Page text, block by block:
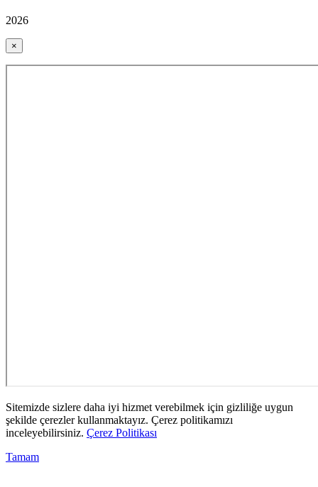
2026
×
Sitemizde sizlere daha iyi hizmet verebilmek için gizliliğe uygun
şekilde çerezler kullanmaktayız. Çerez politikamızı
inceleyebilirsiniz. Çerez Politikası
Tamam